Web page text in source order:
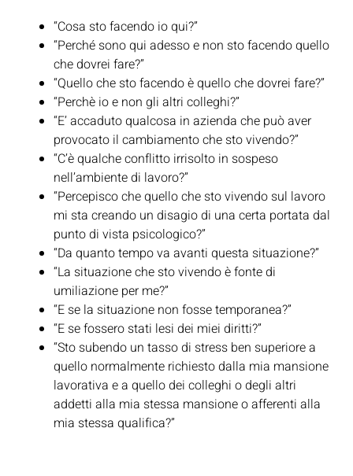
“Cosa sto facendo io qui?”
“Perché sono qui adesso e non sto facendo quello
che dovrei fare?”
“Quello che sto facendo è quello che dovrei fare?”
“Perchè io e non gli altri colleghi?”
“E’ accaduto qualcosa in azienda che può aver
provocato il cambiamento che sto vivendo?”
“C’è qualche conflitto irrisolto in sospeso
nell’ambiente di lavoro?”
“Percepisco che quello che sto vivendo sul lavoro
mi sta creando un disagio di una certa portata dal
punto di vista psicologico?”
“Da quanto tempo va avanti questa situazione?”
“La situazione che sto vivendo è fonte di
umiliazione per me?”
“E se la situazione non fosse temporanea?”
“E se fossero stati lesi dei miei diritti?”
“Sto subendo un tasso di stress ben superiore a
quello normalmente richiesto dalla mia mansione
lavorativa e a quello dei colleghi o degli altri
addetti alla mia stessa mansione o afferenti alla
mia stessa qualifica?”